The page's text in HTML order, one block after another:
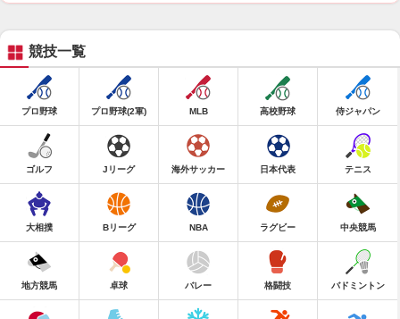
競技一覧
プロ野球 プロ野球(2軍) MLB 高校野球 侍ジャパン
ゴルフ Jリーグ 海外サッカー 日本代表 テニス
大相撲 Bリーグ NBA ラグビー 中央競馬
地方競馬 卓球 バレー 格闘技 バドミントン